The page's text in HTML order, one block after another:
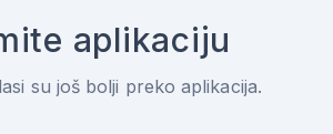
aplikaciju
su još bolji preko aplikacija.